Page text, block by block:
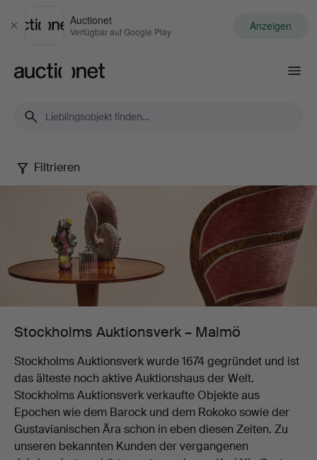
Schließen
Auctionet
Verfügbar auf Google Play Anzeigen
Stockholms
Auktionsverk
Malmö
Filtrieren
Stockholms Auktionsverk – Malmö
Stockholms Auktionsverk wurde 1674 gegründet und ist
das älteste noch aktive Auktionshaus der Welt.
Stockholms Auktionsverk verkaufte Objekte aus
Epochen wie dem Barock und dem Rokoko sowie der
Gustavianischen Ära schon in eben diesen Zeiten. Zu
unseren bekannten Kunden der vergangenen